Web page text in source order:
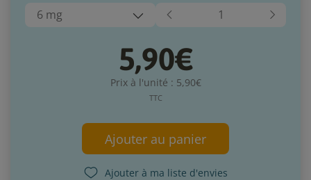
6 mg
5,90€
Prix à l'unité : 5,90€
TTC
Ajouter au panier
Ajouter à ma liste d'envies